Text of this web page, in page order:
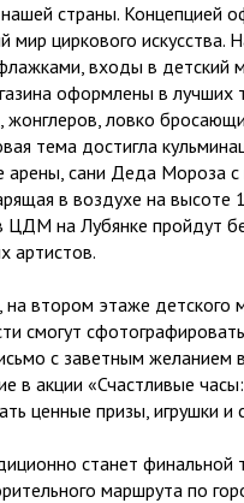
страны. Концепцией
мир циркового
входы в детский
оформлены в
жонглеров, ловко
тема достигла
сани Деда Мороза
в воздухе на
ЦДМ на Лубянке пройдут
артистов.
на втором этаже
смогут
с заветным
в акции «Счастливые
ценные призы, игрушки и
станет
маршрута по